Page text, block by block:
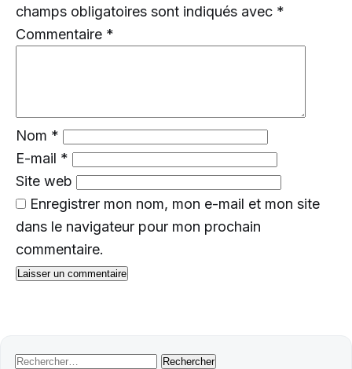
champs obligatoires sont indiqués avec *
Commentaire *
Nom *
E-mail *
Site web
Enregistrer mon nom, mon e-mail et mon site
dans le navigateur pour mon prochain
commentaire.
Rechercher :